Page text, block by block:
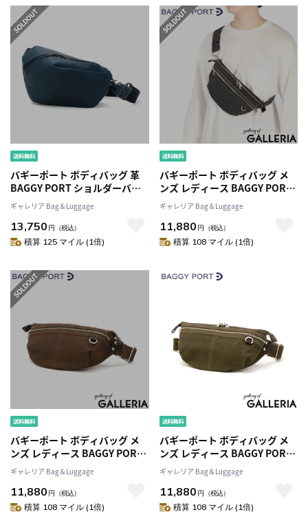
バギーポート ボディバッグ 革
BAGGY PORT ショルダーバッ
グ ALL GLOVE オールグローブ
バッグ 斜めがけ 大人 横型 シン
プル 小さめ 日本製 メンズ レデ
ィース YNM-020
ギャレリア Bag＆Luggage
13,750 円 （税込）
積算 125 マイル (1倍)
バギーポート ボディバッグ メ
ンズ レディース BAGGY PORT
ショルダー ミニショルダーバッ
グ ブランド かっこいい 小さめ
撥水 耐水 軽量 横型 帆布 カジュ
アル 丈夫 旅行 日本製 SHELTER
ギャレリア Bag＆Luggage
11,880 円 （税込）
積算 108 マイル (1倍)
バギーポート ボディバッグ メ
ンズ レディース BAGGY PORT
ショルダー ミニショルダーバッ
グ ブランド かっこいい 小さめ
撥水 耐水 軽量 横型 帆布 カジュ
アル 丈夫 旅行 日本製 SHELTER
ギャレリア Bag＆Luggage
11,880 円 （税込）
積算 108 マイル (1倍)
バギーポート ボディバッグ メ
ンズ レディース BAGGY PORT
ショルダー ミニショルダーバッ
グ ブランド かっこいい 小さめ
撥水 耐水 軽量 横型 帆布 カジュ
アル 丈夫 旅行 日本製 SHELTER
ギャレリア Bag＆Luggage
11,880 円 （税込）
積算 108 マイル (1倍)